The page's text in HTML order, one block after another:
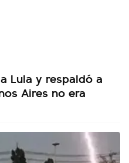
Lula y respaldó a
Aires no era